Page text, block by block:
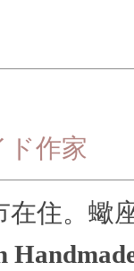
ド作家
在住。蠍